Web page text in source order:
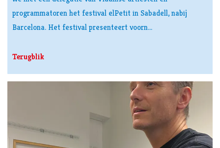
programmatoren het festival elPetit in Sabadell, nabij
Barcelona. Het festival presenteert voorn…
Terugblik